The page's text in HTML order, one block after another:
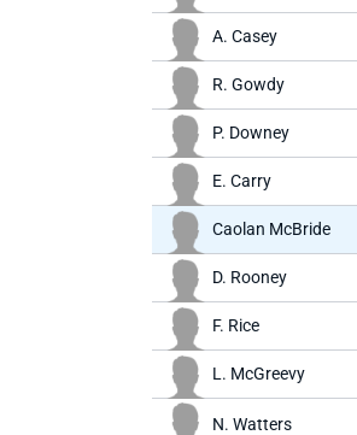
A. Casey
R. Gowdy
P. Downey
E. Carry
Caolan McBride
D. Rooney
F. Rice
L. McGreevy
N. Watters